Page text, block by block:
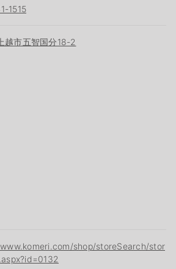
1515
越市五智国分18-2
shop/storeSearch/stor